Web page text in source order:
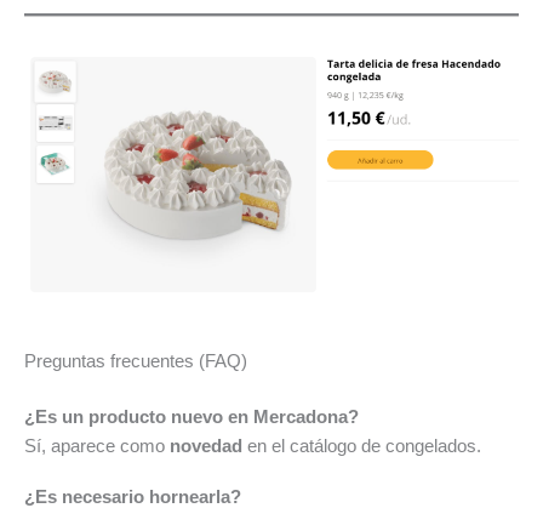
Preguntas frecuentes (FAQ)
¿Es un producto nuevo en Mercadona?
Sí, aparece como novedad en el catálogo de congelados.
¿Es necesario hornearla?